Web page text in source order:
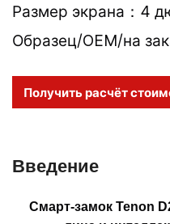
Размер экрана：4
Образец/OEM/на
Получить расчёт
Введение
Смарт-замок Tenon